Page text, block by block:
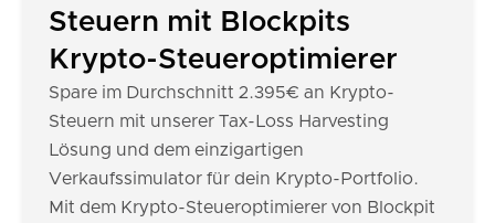
Steuern mit Blockpits
Krypto-Steueroptimierer
Spare im Durchschnitt 2.395€ an Krypto-
Steuern mit unserer Tax-Loss Harvesting
Lösung und dem einzigartigen
Verkaufssimulator für dein Krypto-Portfolio.
Mit dem Krypto-Steueroptimierer von Blockpit